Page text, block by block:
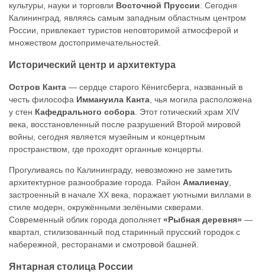
культуры, науки и торговли Восточной Пруссии . Сегодня
Калининград, являясь самым западным областным центром
России, привлекает туристов неповторимой атмосферой и
множеством достопримечательностей.
Исторический центр и архитектура
Остров Канта — сердце старого Кёнигсберга, названный в
честь философа Иммануила Канта , чья могила расположена
у стен Кафедрального собора . Этот готический храм XIV
века, восстановленный после разрушений Второй мировой
войны, сегодня является музейным и концертным
пространством, где проходят органные концерты.
Прогуливаясь по Калининграду, невозможно не заметить
архитектурное разнообразие города. Район Амалиенау
застроенный в начале XX века, поражает уютными виллами в
стиле модерн, окружёнными зелёными скверами.
Современный облик города дополняет«Рыбная деревня» —
квартал, стилизованный под старинный прусский городок с
набережной, ресторанами и смотровой башней.
Янтарная столица России